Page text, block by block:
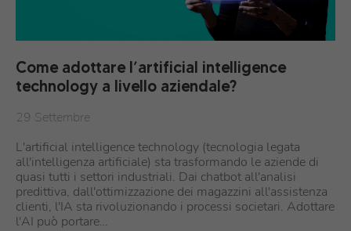
Come adottare l’artificial intelligence
technology a livello aziendale?
29 Settembre
L'artificial intelligence technology (tecnologia legata
all'intelligenza artificiale) sta trasformando le aziende di
quasi tutti i settori industriali. Dai chatbot all'analisi
predittiva, dall'ottimizzazione dei magazzini all'assistenza
clienti, l'IA sta rivoluzionando i processi societari. Adottare
l'AI può portare…